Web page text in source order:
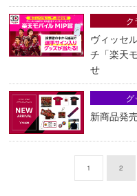
ヴィッセ
チ「楽天
せ
ク
新商品発
グ
1 2